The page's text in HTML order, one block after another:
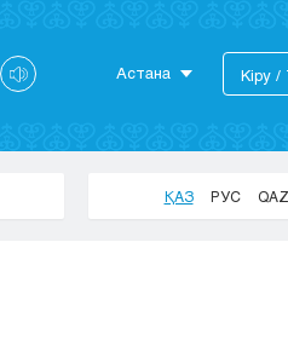
Астана
Актобе
Кіру /
ҚАЗ РУС QAZ